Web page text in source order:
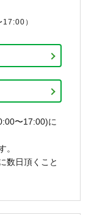
17:00）
〜17:00)に
。
数日頂くこと